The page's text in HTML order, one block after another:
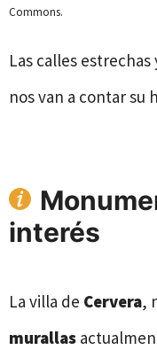
Commons.
Las calles
nos van a contar su
interés
La villa de Cervera,
murallas